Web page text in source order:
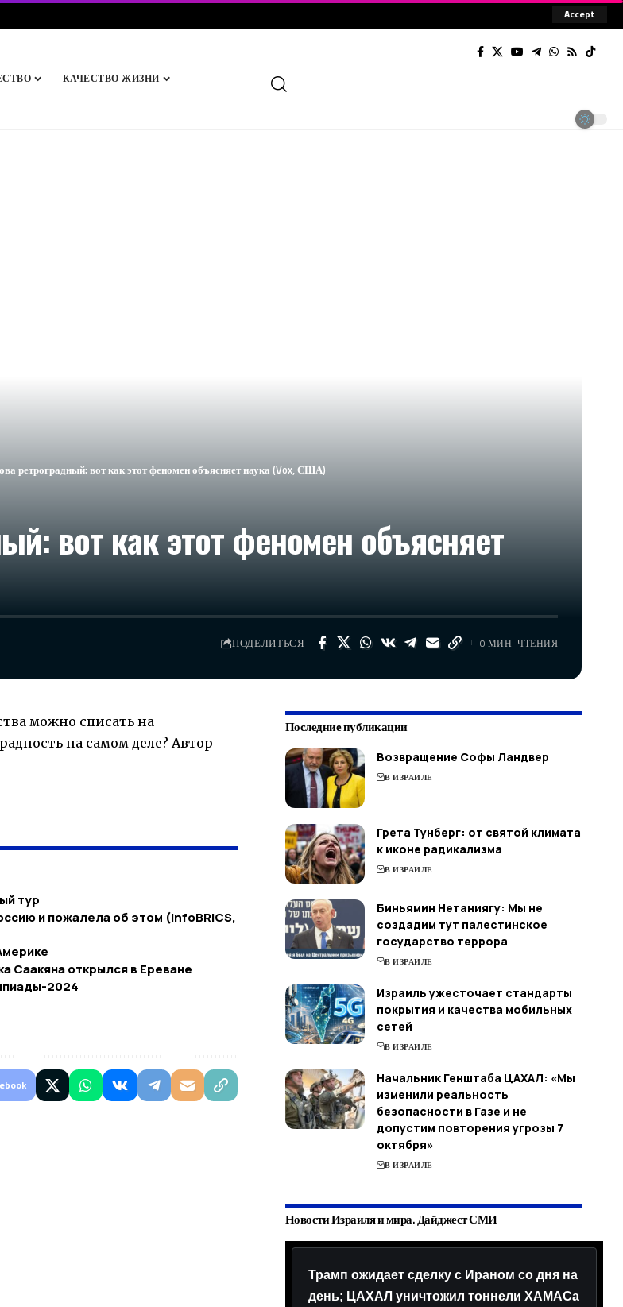
Accept
КАЧЕСТВО ЖИЗНИ
ретроградный: вот как этот феномен объясняет наука (Vox, США)
вот как этот феномен объясняет
ПОДЕЛИТЬСЯ 0 МИН. ЧТЕНИЯ
можно списать на
на самом деле? Автор
тур
и пожалела об этом (infoBRICS,
Саакяна открылся в Ереване
2024
Последние публикации
Возвращение Софы Ландвер
В ИЗРАИЛЕ
Грета Тунберг: от святой климата
к иконе радикализма
В ИЗРАИЛЕ
Биньямин Нетаниягу: Мы не
создадим тут палестинское
государство террора
В ИЗРАИЛЕ
Израиль ужесточает стандарты
покрытия и качества мобильных
сетей
В ИЗРАИЛЕ
Начальник Генштаба ЦАХАЛ: «Мы
изменили реальность
безопасности в Газе и не
допустим повторения угрозы 7
октября»
В ИЗРАИЛЕ
Новости Израиля и мира. Дайджест СМИ